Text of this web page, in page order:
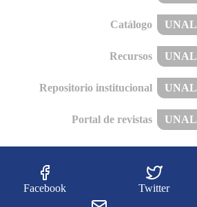
Catálogo UNAL
Recursos UNAL
Repositorio institucional UNAL
Portal de revistas UNAL
Facebook Twitter